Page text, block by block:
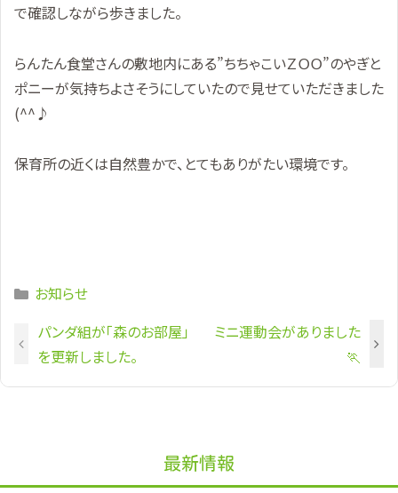
で確認しながら歩きました。
らんたん食堂さんの敷地内にある”ちちゃこいＺＯＯ”のやぎと
ポニーが気持ちよさそうにしていたので見せていただきました
(^^♪
保育所の近くは自然豊かで、とてもありがたい環境です。
Categories
お知らせ
パンダ組が「森のお部屋」
を更新しました。
ミニ運動会がありました
🏃
最新情報